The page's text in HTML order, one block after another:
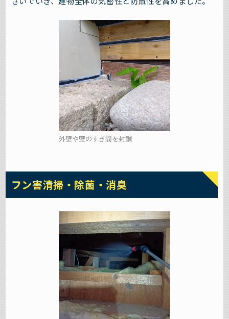
外壁や壁のすき間を封鎖
フン害清掃・除菌・消臭